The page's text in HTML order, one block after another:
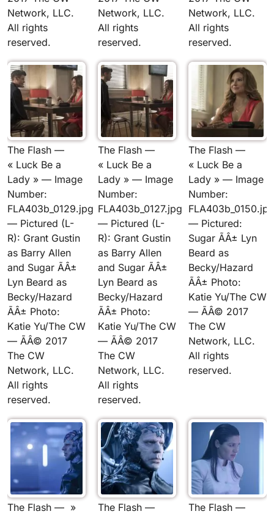
Network, LLC.
All rights
reserved.
Network, LLC.
All rights
reserved.
Network, LLC.
All rights
reserved.
The Flash —
« Luck Be a
Lady » — Image
Number:
FLA403b_0129.jpg
— Pictured (L-
R): Grant Gustin
as Barry Allen
and Sugar ÃÂ±
Lyn Beard as
Becky/Hazard
ÃÂ± Photo:
Katie Yu/The CW
— ÃÂ© 2017
The CW
Network, LLC.
All rights
reserved.
The Flash —
« Luck Be a
Lady » — Image
Number:
FLA403b_0127.jpg
— Pictured (L-
R): Grant Gustin
as Barry Allen
and Sugar ÃÂ±
Lyn Beard as
Becky/Hazard
ÃÂ± Photo:
Katie Yu/The CW
— ÃÂ© 2017
The CW
Network, LLC.
All rights
reserved.
The Flash —
« Luck Be a
Lady » — Image
Number:
FLA403b_0150.jpg
— Pictured:
Sugar ÃÂ± Lyn
Beard as
Becky/Hazard
ÃÂ± Photo:
Katie Yu/The CW
— ÃÂ© 2017
The CW
Network, LLC.
All rights
reserved.
The Flash — »
The Flash —
The Flash —